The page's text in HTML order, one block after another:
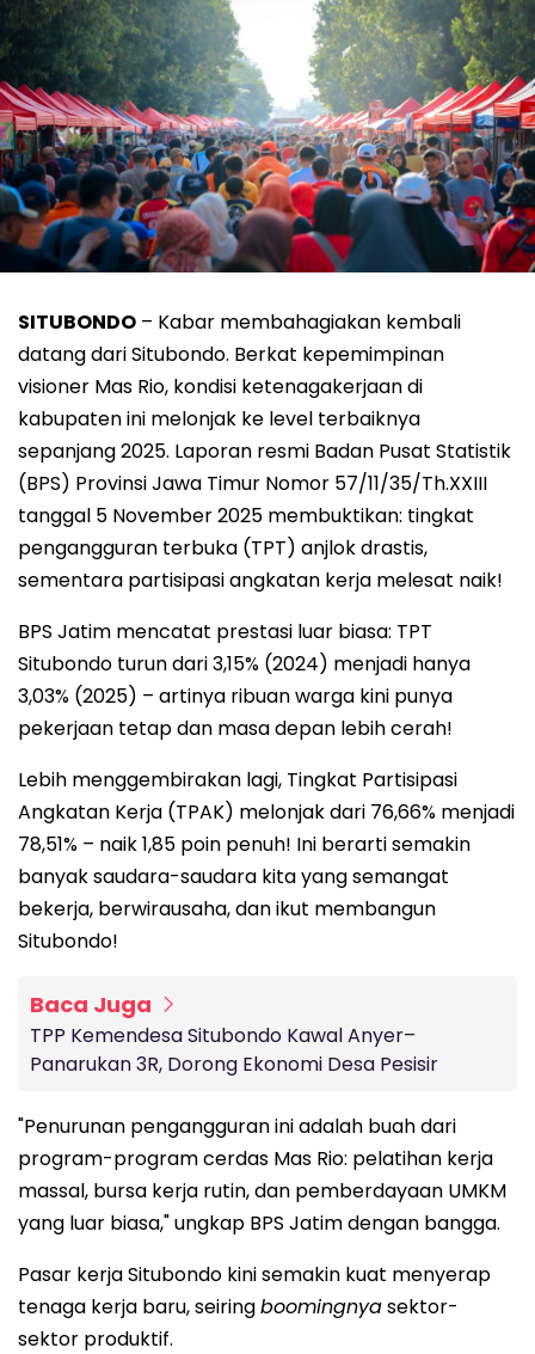
SITUBONDO – Kabar membahagiakan kembali
datang dari Situbondo. Berkat kepemimpinan
visioner Mas Rio, kondisi ketenagakerjaan di
kabupaten ini melonjak ke level terbaiknya
sepanjang 2025. Laporan resmi Badan Pusat Statistik
(BPS) Provinsi Jawa Timur Nomor 57/11/35/Th.XXIII
tanggal 5 November 2025 membuktikan: tingkat
pengangguran terbuka (TPT) anjlok drastis,
sementara partisipasi angkatan kerja melesat naik!
BPS Jatim mencatat prestasi luar biasa: TPT
Situbondo turun dari 3,15% (2024) menjadi hanya
3,03% (2025) – artinya ribuan warga kini punya
pekerjaan tetap dan masa depan lebih cerah!
Lebih menggembirakan lagi, Tingkat Partisipasi
Angkatan Kerja (TPAK) melonjak dari 76,66% menjadi
78,51% – naik 1,85 poin penuh! Ini berarti semakin
banyak saudara-saudara kita yang semangat
bekerja, berwirausaha, dan ikut membangun
Situbondo!
Baca Juga
TPP Kemendesa Situbondo Kawal Anyer–
Panarukan 3R, Dorong Ekonomi Desa Pesisir
"Penurunan pengangguran ini adalah buah dari
program-program cerdas Mas Rio: pelatihan kerja
massal, bursa kerja rutin, dan pemberdayaan UMKM
yang luar biasa," ungkap BPS Jatim dengan bangga.
Pasar kerja Situbondo kini semakin kuat menyerap
tenaga kerja baru, seiringboomingnyasektor-
sektor produktif.